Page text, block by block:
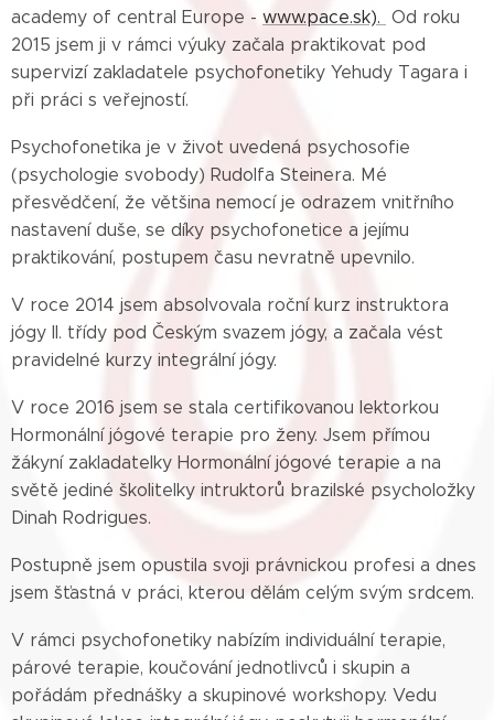
academy of central Europe - www.pace.sk). Od roku
2015 jsem ji v rámci výuky začala praktikovat pod
supervizí zakladatele psychofonetiky Yehudy Tagara i
při práci s veřejností.
Psychofonetika je v život uvedená psychosofie
(psychologie svobody) Rudolfa Steinera. Mé
přesvědčení, že většina nemocí je odrazem vnitřního
nastavení duše, se díky psychofonetice a jejímu
praktikování, postupem času nevratně upevnilo.
V roce 2014 jsem absolvovala roční kurz instruktora
jógy II. třídy pod Českým svazem jógy, a začala vést
pravidelné kurzy integrální jógy.
V roce 2016 jsem se stala certifikovanou lektorkou
Hormonální jógové terapie pro ženy. Jsem přímou
žákyní zakladatelky Hormonální jógové terapie a na
světě jediné školitelky intruktorů brazilské psycholožky
Dinah Rodrigues.
Postupně jsem opustila svoji právnickou profesi a dnes
jsem šťastná v práci, kterou dělám celým svým srdcem.
V rámci psychofonetiky nabízím individuální terapie,
párové terapie, koučování jednotlivců i skupin a
pořádám přednášky a skupinové workshopy. Vedu